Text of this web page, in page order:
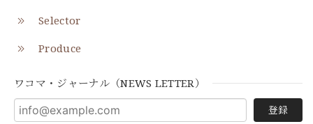
Selector
Produce
ワコマ・ジャーナル（NEWS LETTER）
登録